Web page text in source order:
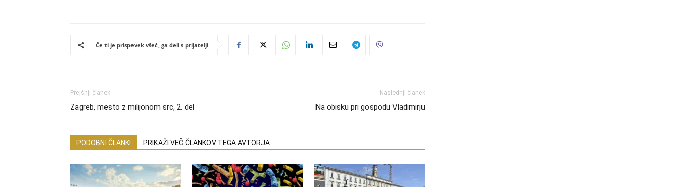
Če ti je prispevek všeč, ga deli s prijatelji
Prejšnji članek
Zagreb, mesto z milijonom src, 2. del
Naslednji članek
Na obisku pri gospodu Vladimirju
PODOBNI ČLANKI PRIKAŽI VEČ ČLANKOV TEGA AVTORJA